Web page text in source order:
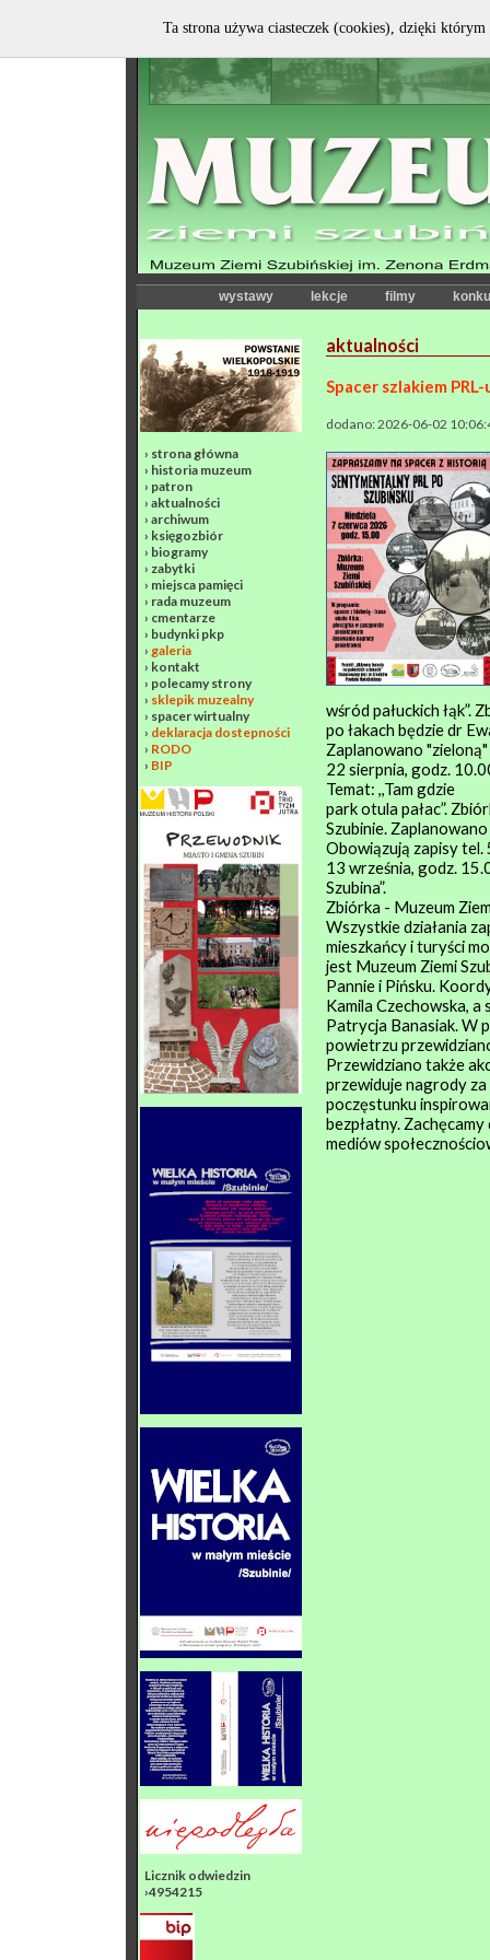
wystawy lekcje filmy
› strona główna
› historia muzeum
› patron
› aktualności
› archiwum
› księgozbiór
› biogramy
› zabytki
› miejsca pamięci
› rada muzeum
› cmentarze
› budynki pkp
› galeria
› kontakt
› polecamy strony
› sklepik muzealny
› spacer wirtualny
› deklaracja dostepności
› RODO
› BIP
Licznik odwiedzin
›4954215
aktualności
Spacer szlakiem
dodano: 2026-06-02
wśród pałuckich łąk”.
po łakach będzie dr
Zaplanowano
22 sierpnia, godz.
Temat: ,,Tam gdzie
park otula pałac”.
Szubinie.
Obowiązują zapisy
13 września, godz.
Szubina”.
Zbiórka - Muzeum
Wszystkie działania
mieszkańcy i turyści
jest Muzeum Ziemi
Pannie i Pińsku.
Kamila Czechowska,
Patrycja Banasiak. W
powietrzu
Przewidziano także
przewiduje nagrody
poczęstunku
bezpłatny.
mediów
Ta strona używa ciasteczek (cookies), dzięki